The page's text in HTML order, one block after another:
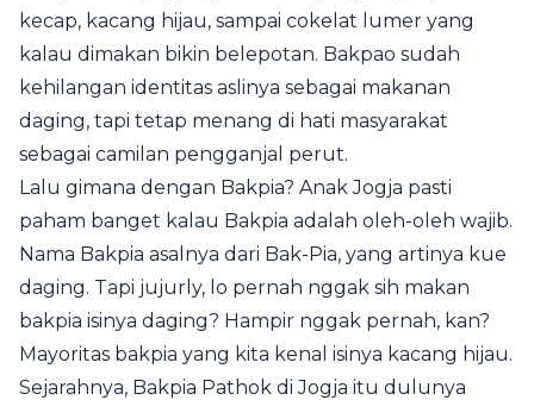
kecap, kacang hijau, sampai cokelat lumer yang
kalau dimakan bikin belepotan. Bakpao sudah
kehilangan identitas aslinya sebagai makanan
daging, tapi tetap menang di hati masyarakat
sebagai camilan pengganjal perut.
Lalu gimana dengan Bakpia? Anak Jogja pasti
paham banget kalau Bakpia adalah oleh-oleh wajib.
Nama Bakpia asalnya dari Bak-Pia, yang artinya kue
daging. Tapi jujurly, lo pernah nggak sih makan
bakpia isinya daging? Hampir nggak pernah, kan?
Mayoritas bakpia yang kita kenal isinya kacang hijau.
Sejarahnya, Bakpia Pathok di Jogja itu dulunya